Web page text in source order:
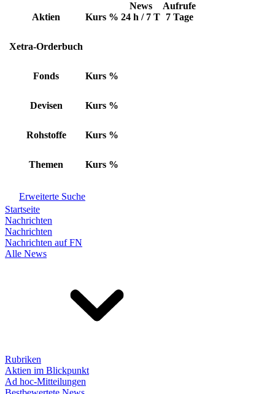
Aktien Kurs %
News
24 h / 7 T
Aufrufe
7 Tage
Xetra-Orderbuch
Fonds Kurs %
Devisen Kurs %
Rohstoffe Kurs %
Themen Kurs %
Erweiterte Suche
Startseite
Nachrichten
Nachrichten
Nachrichten auf FN
Alle News
Rubriken
Aktien im Blickpunkt
Ad hoc-Mitteilungen